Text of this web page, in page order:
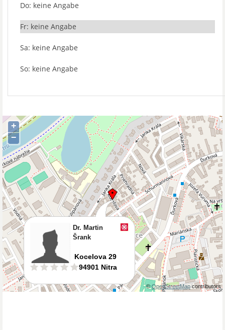
Do: keine Angabe
Fr: keine Angabe
Sa: keine Angabe
So: keine Angabe